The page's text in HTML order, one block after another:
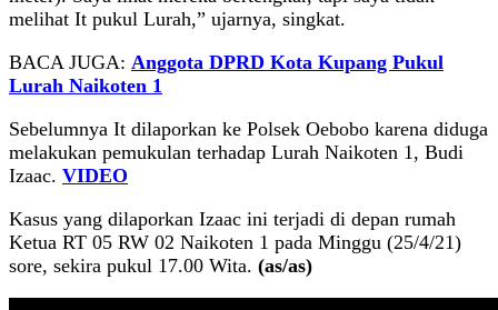
melihat It pukul Lurah,” ujarnya, singkat.
BACA JUGA: Anggota DPRD Kota Kupang Pukul
Lurah Naikoten 1
Sebelumnya It dilaporkan ke Polsek Oebobo karena diduga
melakukan pemukulan terhadap Lurah Naikoten 1, Budi
Izaac. VIDEO
Kasus yang dilaporkan Izaac ini terjadi di depan rumah
Ketua RT 05 RW 02 Naikoten 1 pada Minggu (25/4/21)
sore, sekira pukul 17.00 Wita. (as/as)